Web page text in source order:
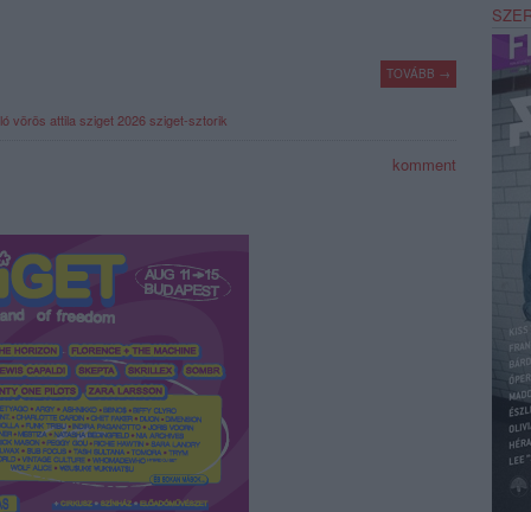
TOVÁBB →
vörös attila sziget 2026sziget-sztorik
komment